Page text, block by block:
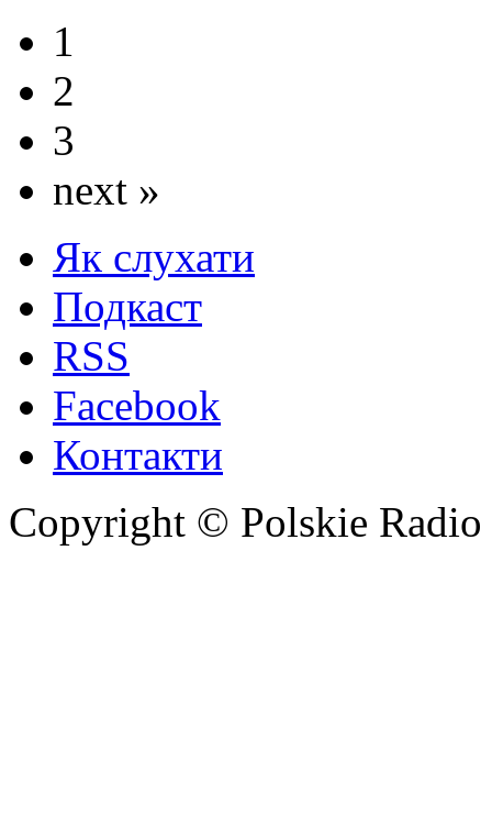
1
2
3
next »
Як слухати
Подкаст
RSS
Facebook
Контакти
Copyright © Polskie